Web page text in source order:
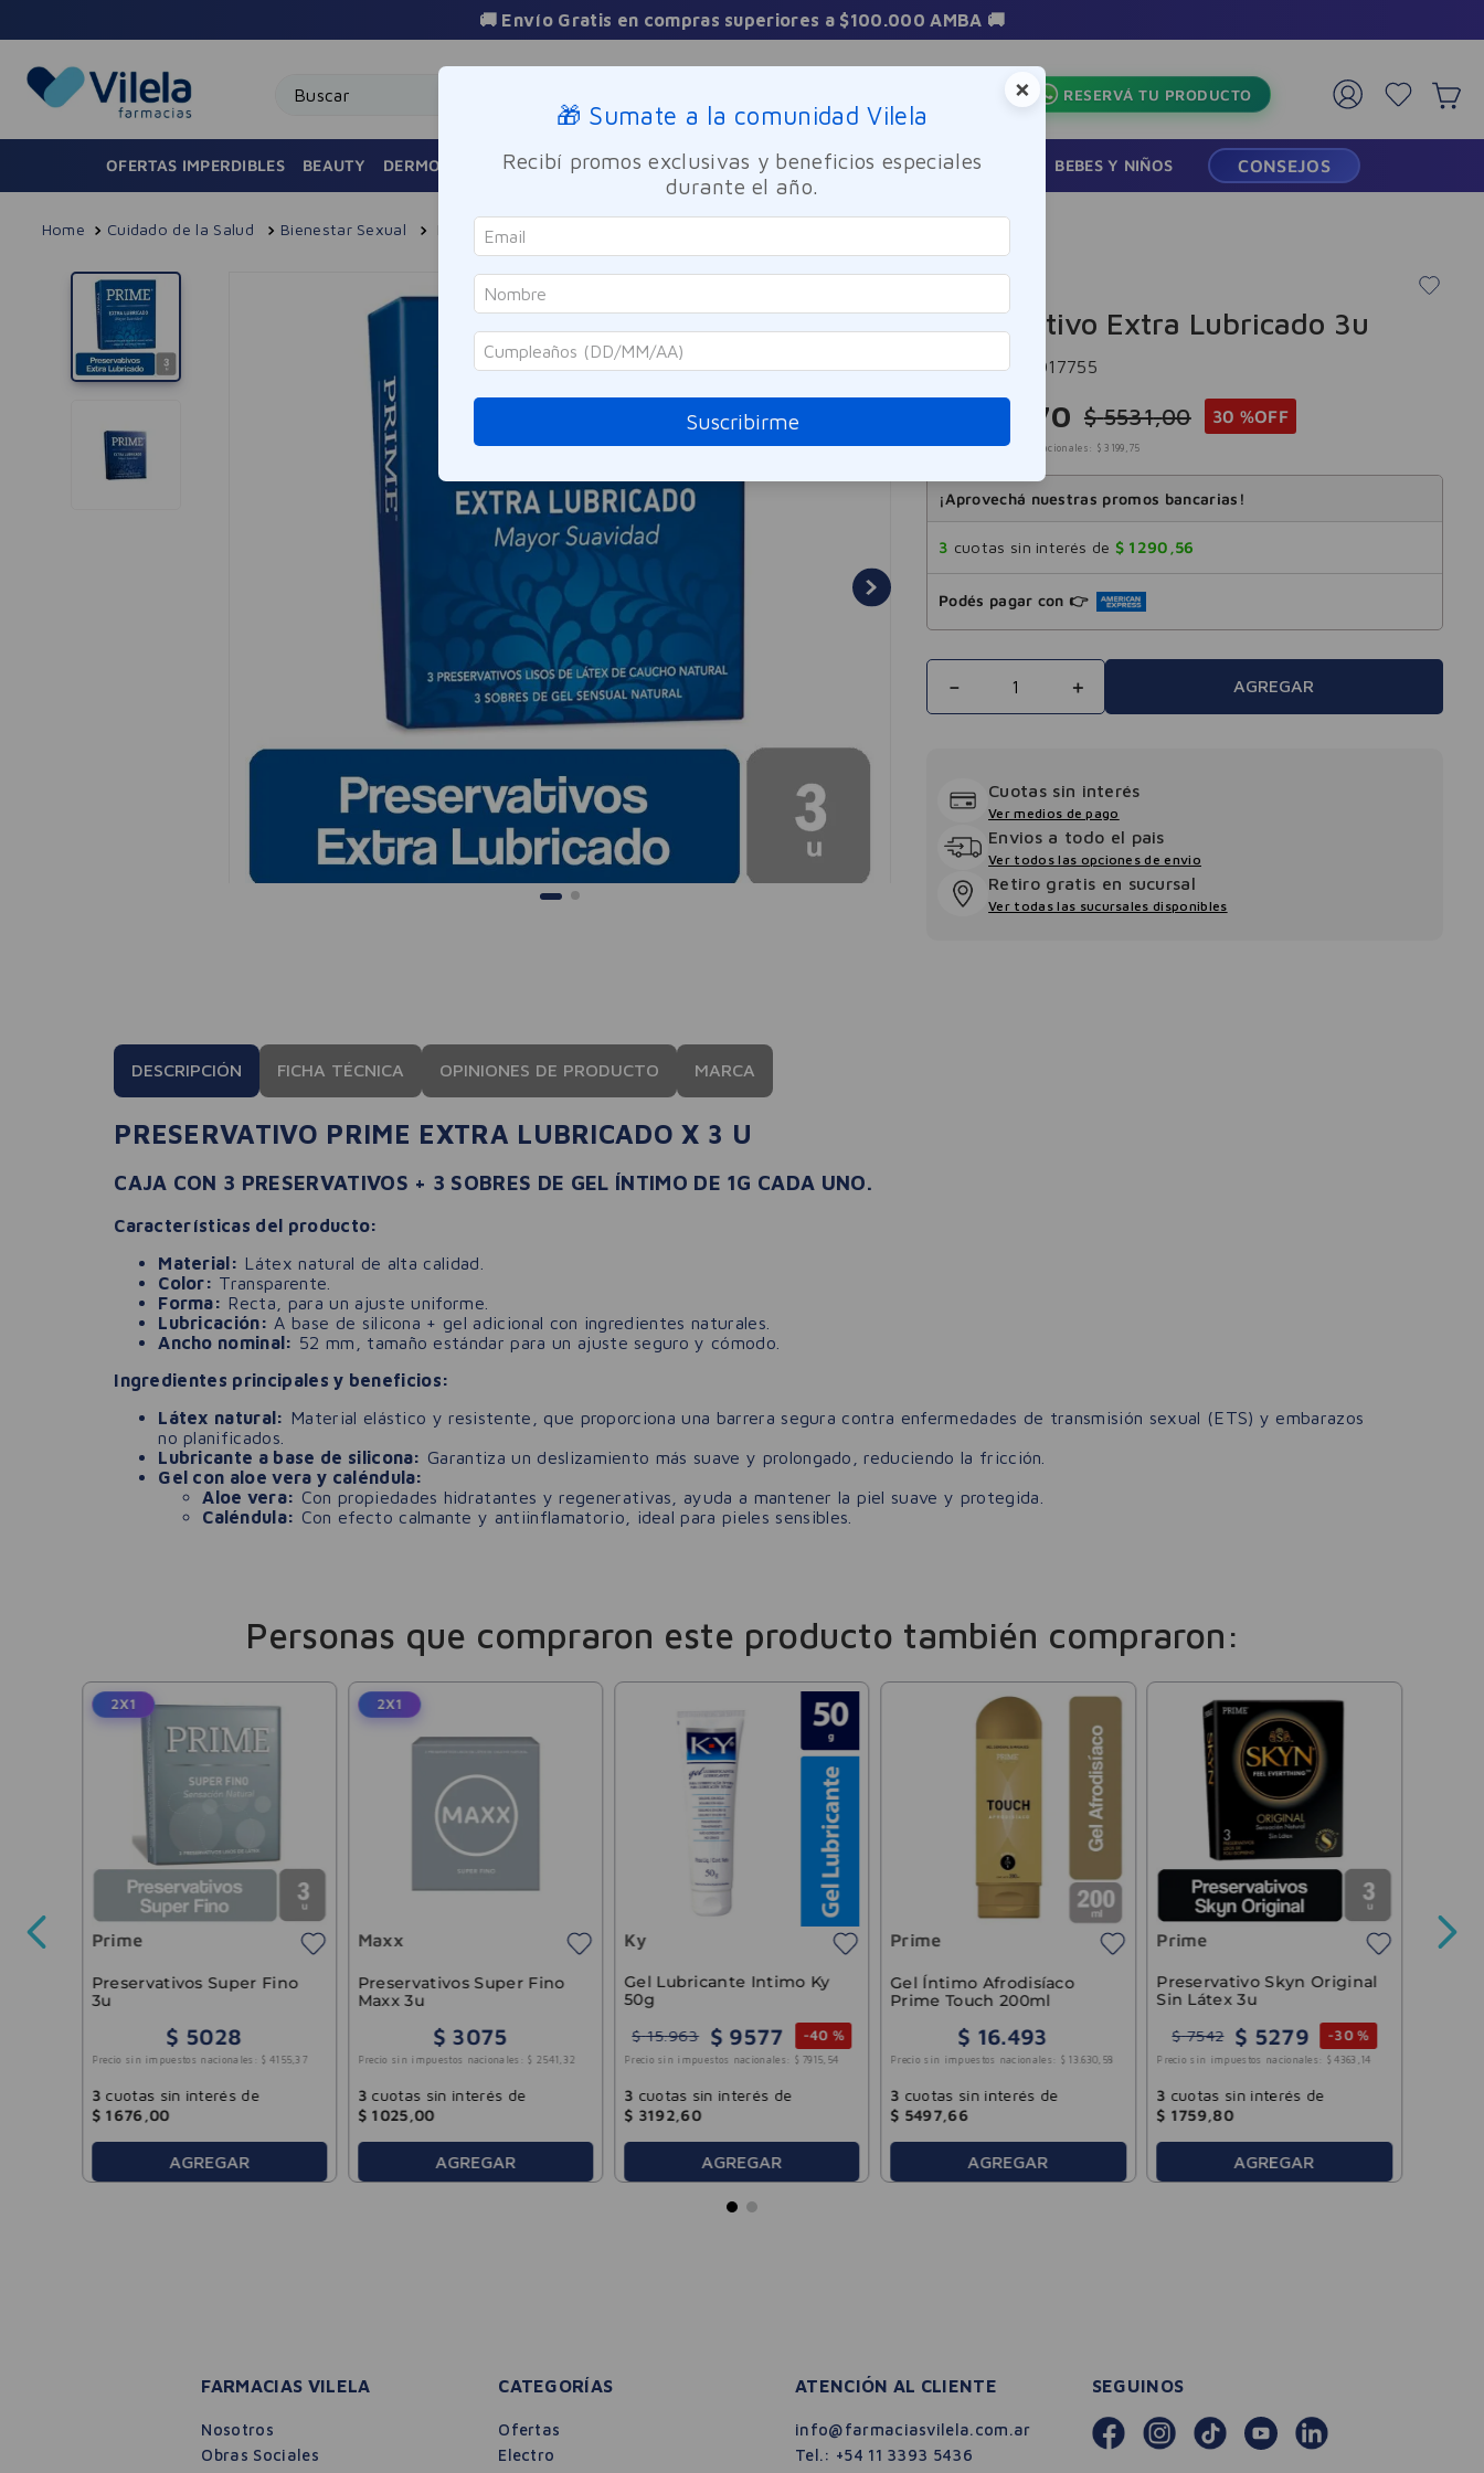
🚚 Envío Gratis en compras superiores a $100.000 AMBA 🚚
RESERVÁ TU PRODUCTO
OFERTAS IMPERDIBLES BEAUTY DERMOCOSMÉTICA FRAGANCIAS CUIDADO PERSONAL BIENESTAR Y FARMACIA BEBES Y NIÑOS CONSEJOS
Cuidado de la Salud Bienestar Sexual Preservativo Extra Lubricado 3u
Prime
Preservativo Extra Lubricado 3u
Referencia 6017755
70 $ 5531,00 30 %OFF
Precio sin impuestos nacionales: $ 3199 , 75
¡Aprovechá nuestras promos bancarias!
3 cuotas sin interés de $ 1290 ,56
Podés pagar con 👉
＋
－ AGREGAR
Cuotas sin interés
Ver medios de pago
Envios a todo el pais
Ver todos las opciones de envio
Retiro gratis en sucursal
Ver todas las sucursales disponibles
DESCRIPCIÓN FICHA TÉCNICA OPINIONES DE PRODUCTO MARCA
PRESERVATIVO PRIME EXTRA LUBRICADO X 3 U
CAJA CON 3 PRESERVATIVOS + 3 SOBRES DE GEL ÍNTIMO DE 1G CADA UNO.
Características del producto:
Material: Látex natural de alta calidad.
Color: Transparente.
Forma: Recta, para un ajuste uniforme.
Lubricación: A base de silicona + gel adicional con ingredientes naturales.
Ancho nominal: 52 mm, tamaño estándar para un ajuste seguro y cómodo.
Ingredientes principales y beneficios:
Látex natural: Material elástico y resistente, que proporciona una barrera segura contra enfermedades de transmisión sexual (ETS) y embarazos
no planificados.
Lubricante a base de silicona: Garantiza un deslizamiento más suave y prolongado, reduciendo la fricción.
Gel con aloe vera y caléndula:
Aloe vera: Con propiedades hidratantes y regenerativas, ayuda a mantener la piel suave y protegida.
Caléndula: Con efecto calmante y antiinflamatorio, ideal para pieles sensibles.
Personas que compraron este producto también compraron:
30 %
2X1
Prime
Preservativos Super Fino
3u
$ 5028
Precio sin impuestos nacionales: $ 4155 37
3 cuotas sin interés de
$ 1676 ,00
AGREGAR
2X1
Maxx
Preservativos Super Fino
Maxx 3u
$ 3075
Precio sin impuestos nacionales: $ 2541 32
3 cuotas sin interés de
$ 1025 ,00
AGREGAR
Ky
Gel Lubricante Intimo Ky
50g
$ 15.963 $ 9577 -40 %
Precio sin impuestos nacionales: $ 7915, 54
3 cuotas sin interés de
$ 3192 ,60
AGREGAR
Prime
Gel Íntimo Afrodisíaco
Prime Touch 200ml
$ 16.493
Precio sin impuestos nacionales: $ 13 .630 58
3 cuotas sin interés de
$ 5497,66
AGREGAR
Prime
Preservativo Skyn Original
Sin Látex 3u
$ 7542 $ 5279 -30 %
Precio sin impuestos nacionales: $ 4363 , 14
3 cuotas sin interés de
$ 1759 ,80
AGREGAR
$ 13
FARMACIAS VILELA
Nosotros
Obras Sociales
CATEGORÍAS
Ofertas
Electro
ATENCIÓN AL CLIENTE
info@farmaciasvilela.com.ar
Tel.: +54 11 3393 5436
SEGUINOS
×
🎁 Sumate a la comunidad Vilela
Recibí promos exclusivas y beneficios especiales
durante el año.
Suscribirme